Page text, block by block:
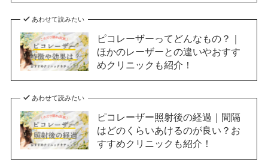
あわせて読みたい
ピコレーザーってどんなもの？｜
ほかのレーザーとの違いやおすす
めクリニックも紹介！
あわせて読みたい
ピコレーザー照射後の経過｜間隔
はどのくらいあけるのが良い？お
すすめクリニックも紹介！